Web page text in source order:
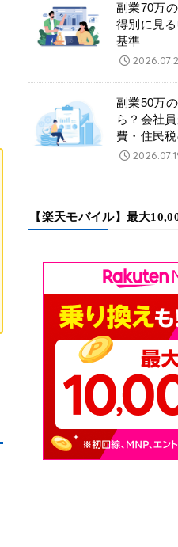
副業70万
得別に見
基準
副業50万
ら？会社
費・住民
【楽天モバイル】最大